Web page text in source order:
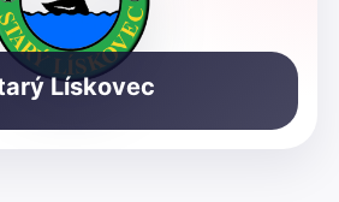
Lískovec